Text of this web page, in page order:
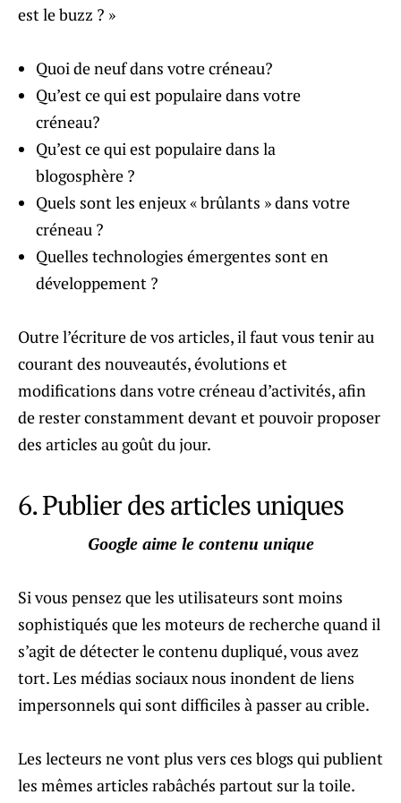
est le buzz ? »
Quoi de neuf dans votre créneau?
Qu’est ce qui est populaire dans votre
créneau?
Qu’est ce qui est populaire dans la
blogosphère ?
Quels sont les enjeux « brûlants » dans votre
créneau ?
Quelles technologies émergentes sont en
développement ?
Outre l’écriture de vos articles, il faut vous tenir au
courant des nouveautés, évolutions et
modifications dans votre créneau d’activités, afin
de rester constamment devant et pouvoir proposer
des articles au goût du jour.
6. Publier des articles uniques
Google aime le contenu unique
Si vous pensez que les utilisateurs sont moins
sophistiqués que les moteurs de recherche quand il
s’agit de détecter le contenu dupliqué, vous avez
tort. Les médias sociaux nous inondent de liens
impersonnels qui sont difficiles à passer au crible.
Les lecteurs ne vont plus vers ces blogs qui publient
les mêmes articles rabâchés partout sur la toile.